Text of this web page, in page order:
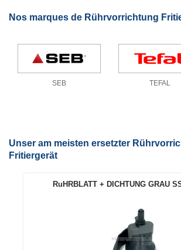
Nos marques de Rührvorrichtung
SEB TEFAL
Unser am meisten ersetzter
Fritiergerät
RuHRBLATT + DICHTUNG GRAU